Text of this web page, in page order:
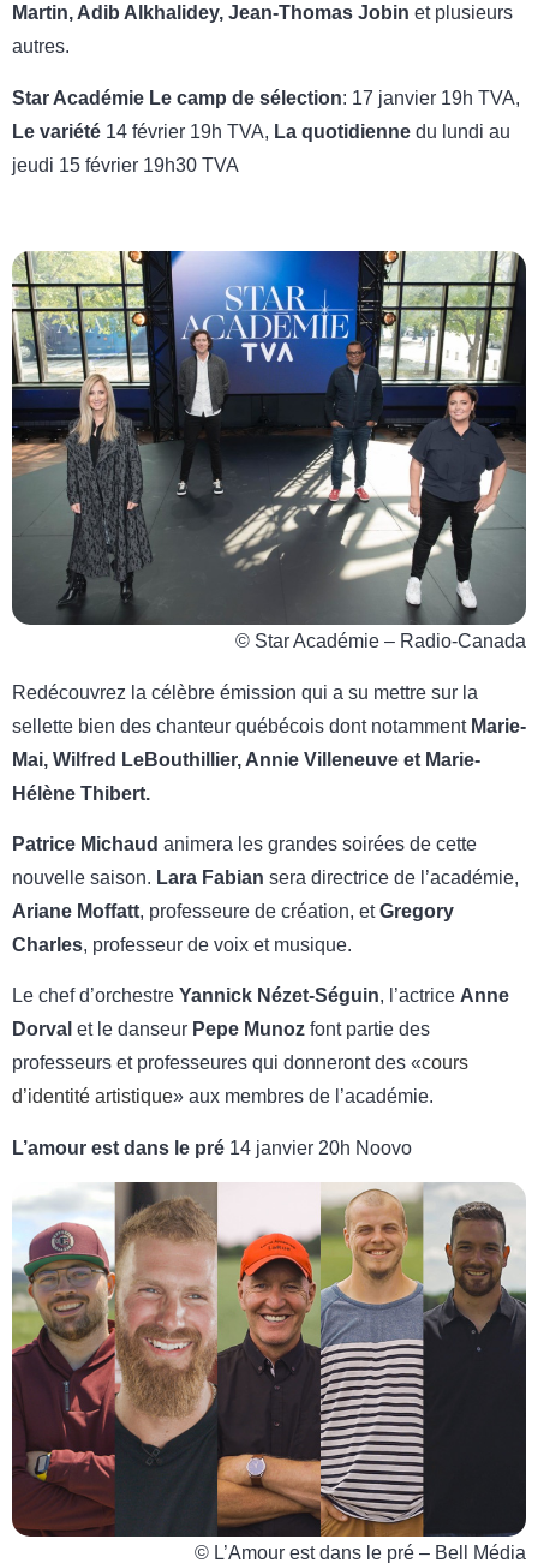
Martin, Adib Alkhalidey, Jean-Thomas Jobin et plusieurs
autres.
Star Académie Le camp de sélection: 17 janvier 19h TVA,
Le variété 14 février 19h TVA, La quotidienne du lundi au
jeudi 15 février 19h30 TVA
© Star Académie – Radio-Canada
Redécouvrez la célèbre émission qui a su mettre sur la
sellette bien des chanteur québécois dont notamment Marie-
Mai, Wilfred LeBouthillier, Annie Villeneuve et Marie-
Hélène Thibert.
Patrice Michaud animera les grandes soirées de cette
nouvelle saison. Lara Fabian sera directrice de l’académie,
Ariane Moffatt, professeure de création, etGregory
Charles, professeur de voix et musique.
Le chef d’orchestre Yannick Nézet-Séguin, l’actrice Anne
Dorval et le danseur Pepe Munoz font partie des
professeurs et professeures qui donneront des
cours
d’identité artistique
aux membres de l’académie.
L’amour est dans le pré 14 janvier 20h Noovo
© L’Amour est dans le pré – Bell Média